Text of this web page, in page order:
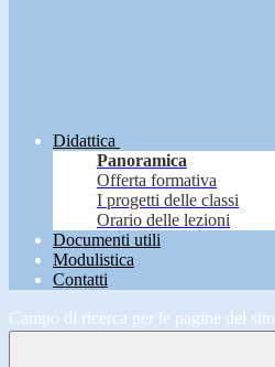
Didattica
Panoramica
Offerta formativa
I progetti delle classi
Orario delle lezioni
Documenti utili
Modulistica
Contatti
Campo di ricerca per le pagine del sito